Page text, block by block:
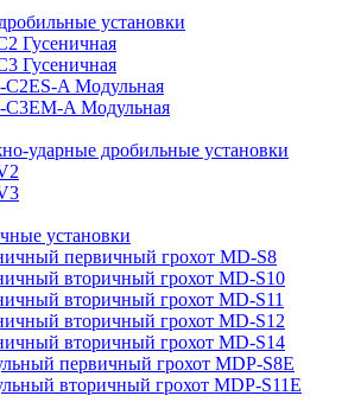
установки
Гусеничная
Гусеничная
C2ES-A Модульная
C3EM-A Модульная
ударные дробильные установки
установки
первичный грохот MD-S8
вторичный грохот MD-S10
вторичный грохот MD-S11
вторичный грохот MD-S12
вторичный грохот MD-S14
первичный грохот MDP-S8E
вторичный грохот MDP-S11E